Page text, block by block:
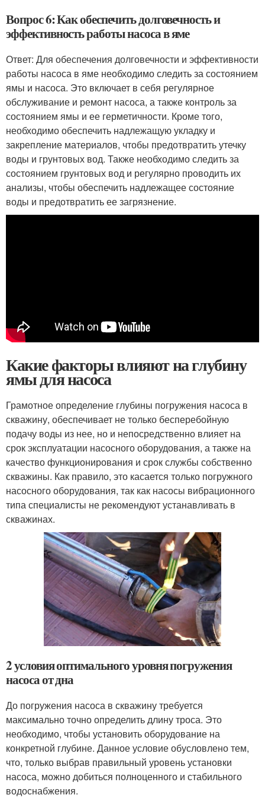
Вопрос 6: Как обеспечить долговечность и
эффективность работы насоса в яме
Ответ: Для обеспечения долговечности и эффективности
работы насоса в яме необходимо следить за состоянием
ямы и насоса. Это включает в себя регулярное
обслуживание и ремонт насоса, а также контроль за
состоянием ямы и ее герметичности. Кроме того,
необходимо обеспечить надлежащую укладку и
закрепление материалов, чтобы предотвратить утечку
воды и грунтовых вод. Также необходимо следить за
состоянием грунтовых вод и регулярно проводить их
анализы, чтобы обеспечить надлежащее состояние
воды и предотвратить ее загрязнение.
Какие факторы влияют на глубину
ямы для насоса
Грамотное определение глубины погружения насоса в
скважину, обеспечивает не только бесперебойную
подачу воды из нее, но и непосредственно влияет на
срок эксплуатации насосного оборудования, а также на
качество функционирования и срок службы собственно
скважины. Как правило, это касается только погружного
насосного оборудования, так как насосы вибрационного
типа специалисты не рекомендуют устанавливать в
скважинах.
2 условия оптимального уровня погружения
насоса от дна
До погружения насоса в скважину требуется
максимально точно определить длину троса. Это
необходимо, чтобы установить оборудование на
конкретной глубине. Данное условие обусловлено тем,
что, только выбрав правильный уровень установки
насоса, можно добиться полноценного и стабильного
водоснабжения.